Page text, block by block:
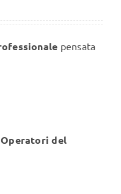
Servizi
pensata
Operatori del